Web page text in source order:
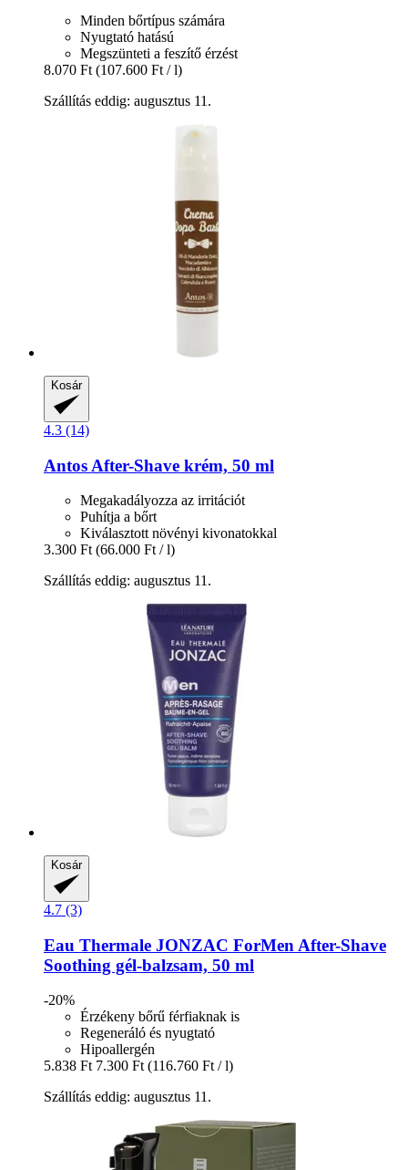
Minden bőrtípus számára
Nyugtató hatású
Megszünteti a feszítő érzést
8.070 Ft (107.600 Ft / l)
Szállítás eddig: augusztus 11.
Kosár
4.3 (14)
Antos After-​Shave krém, 50 ml
Megakadályozza az irritációt
Puhítja a bőrt
Kiválasztott növényi kivonatokkal
3.300 Ft (66.000 Ft / l)
Szállítás eddig: augusztus 11.
Kosár
4.7 (3)
Eau Thermale JONZAC ForMen After-​Shave
Soothing gél-​balzsam, 50 ml
-20%
Érzékeny bőrű férfiaknak is
Regeneráló és nyugtató
Hipoallergén
5.838 Ft 7.300 Ft (116.760 Ft / l)
Szállítás eddig: augusztus 11.